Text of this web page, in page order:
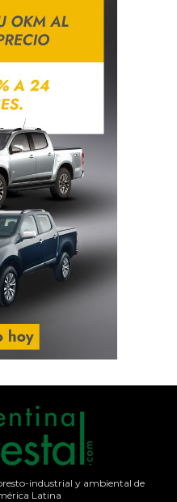
industrial y ambiental de
Latina